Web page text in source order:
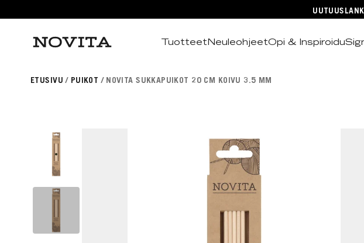
TuotteetNeuleohjeetOpi & Inspiroidu
ETUSIVU PUIKOT NOVITA SUKKAPUIKOT 20 CM KOIVU 3.5 MM